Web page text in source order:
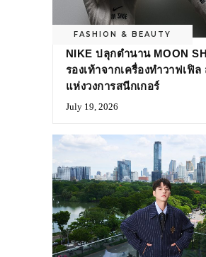
FASHION & BEAUTY
NIKE ปลุกตำนาน MOON
รองเท้าจากเครื่องทำวาฟเฟิ
แห่งวงการสนีกเกอร์
July 19, 2026